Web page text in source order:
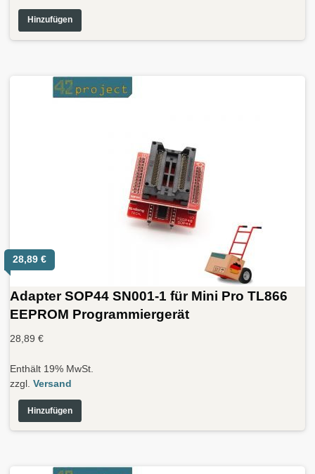
Hinzufügen
28,89 €
Adapter SOP44 SN001-1 für Mini Pro TL866
EEPROM Programmiergerät
28,89 €
Enthält 19% MwSt.
zzgl. Versand
Hinzufügen